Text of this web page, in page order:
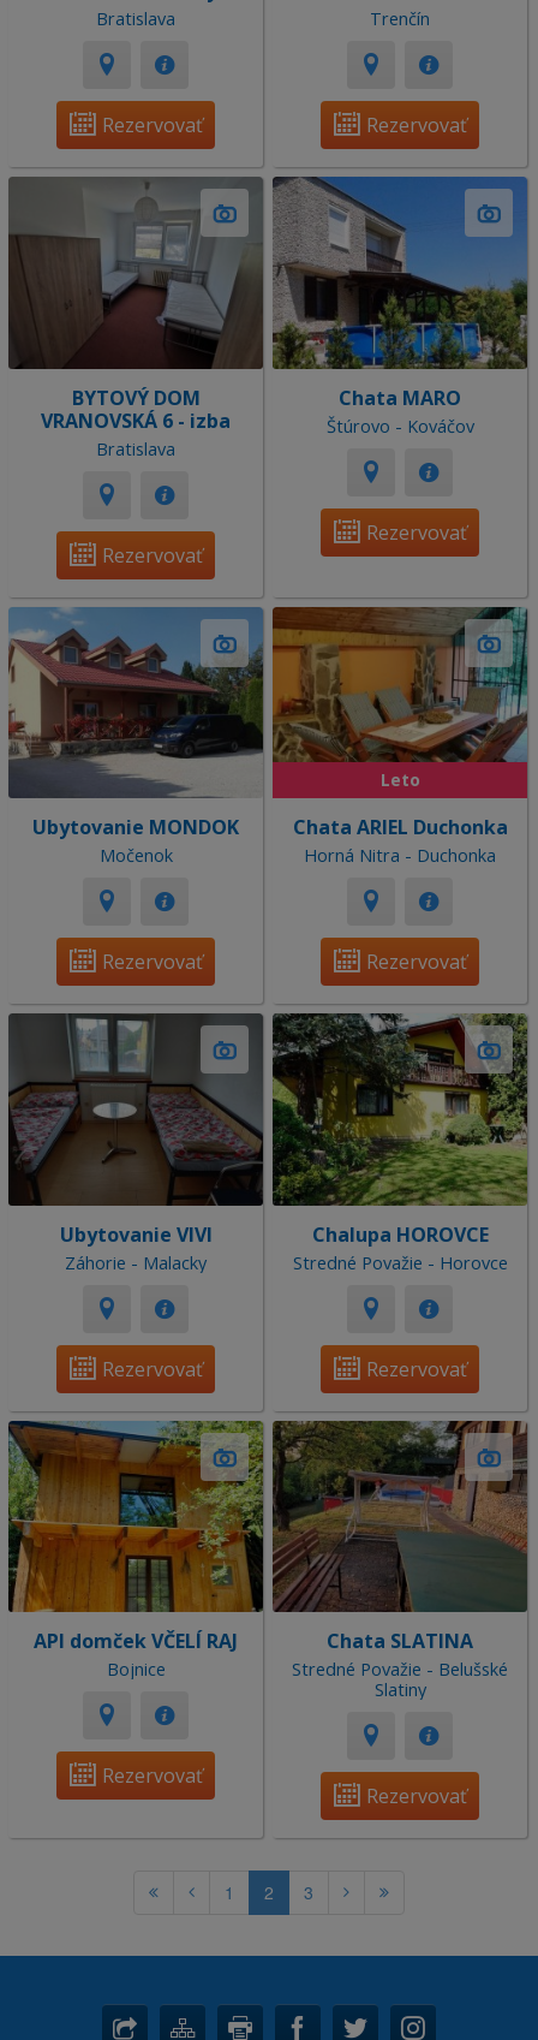
Bratislava
Rezervovať
Trenčín
Rezervovať
BYTOVÝ DOM
VRANOVSKÁ 6 - izba
Bratislava
Rezervovať
Chata MARO
Štúrovo - Kováčov
Rezervovať
Ubytovanie MONDOK
Močenok
Rezervovať
Leto
Chata ARIEL Duchonka
Horná Nitra - Duchonka
Rezervovať
Ubytovanie VIVI
Záhorie - Malacky
Rezervovať
Chalupa HOROVCE
Stredné Považie - Horovce
Rezervovať
API domček VČELÍ RAJ
Bojnice
Rezervovať
Chata SLATINA
Stredné Považie - Belušské
Slatiny
Rezervovať
1 2 3